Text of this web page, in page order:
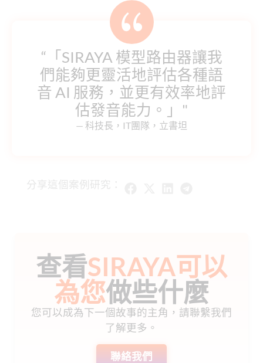
“「SIRAYA 模型路由器讓我
們能夠更靈活地評估各種語
音 AI 服務，並更有效率地評
估發音能力。」"
— 科技長，IT團隊，立書坦
分享這個案例研究：
查看SIRAYA可以
為您做些什麼
您可以成為下一個故事的主角，請聯繫我們
了解更多。
聯絡我們